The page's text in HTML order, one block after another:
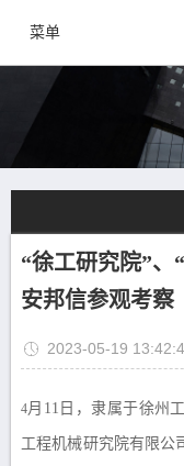
菜单
“徐工研究院”、
安邦信参观考察
2023-05-19
4月11日，隶属于徐州
工程机械研究院有限